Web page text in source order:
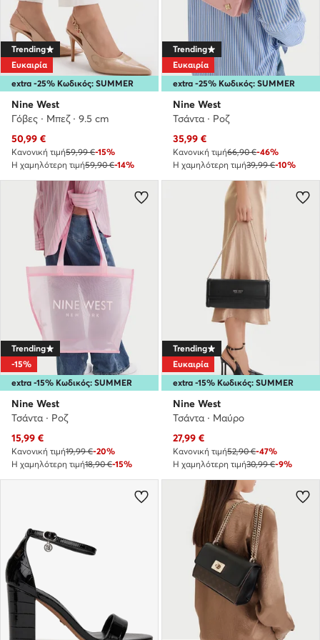
extra -25% Κωδικός: SUMMER
Trending
Ευκαιρία
Nine West
Γόβες · Μπεζ · 9.5 cm
Τρέχουσα τιμή
50,99 €
Κανονική τιμή59,99 €-15%
Η χαμηλότερη τιμή59,90 €-14%
extra -25% Κωδικός: SUMMER
Trending
Ευκαιρία
Nine West
Τσάντα · Ροζ
Τρέχουσα τιμή
35,99 €
Κανονική τιμή66,90 €-46%
Η χαμηλότερη τιμή39,99 €-10%
extra -15% Κωδικός: SUMMER
Trending
-15%
Nine West
Τσάντα · Ροζ
Τρέχουσα τιμή
15,99 €
Κανονική τιμή19,99 €-20%
Η χαμηλότερη τιμή18,90 €-15%
extra -15% Κωδικός: SUMMER
Trending
Ευκαιρία
Nine West
Τσάντα · Μαύρο
Τρέχουσα τιμή
27,99 €
Κανονική τιμή52,90 €-47%
Η χαμηλότερη τιμή30,99 €-9%